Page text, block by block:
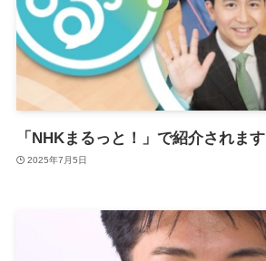
「NHKまるっと！」で紹介されます
2025年7月5日